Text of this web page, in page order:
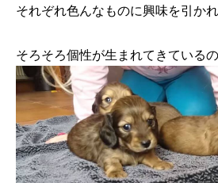
それぞれ色んなものに興味を引か
そろそろ個性が生まれてきているの